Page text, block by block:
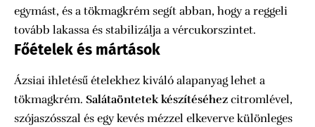
egymást, és a tökmagkrém segít abban, hogy a reggeli
tovább lakassa és stabilizálja a vércukorszintet.
Főételek és mártások
Ázsiai ihletésű ételekhez kiváló alapanyag lehet a
tökmagkrém. Salátaöntetek készítéséhez citromlével,
szójaszósszal és egy kevés mézzel elkeverve különleges